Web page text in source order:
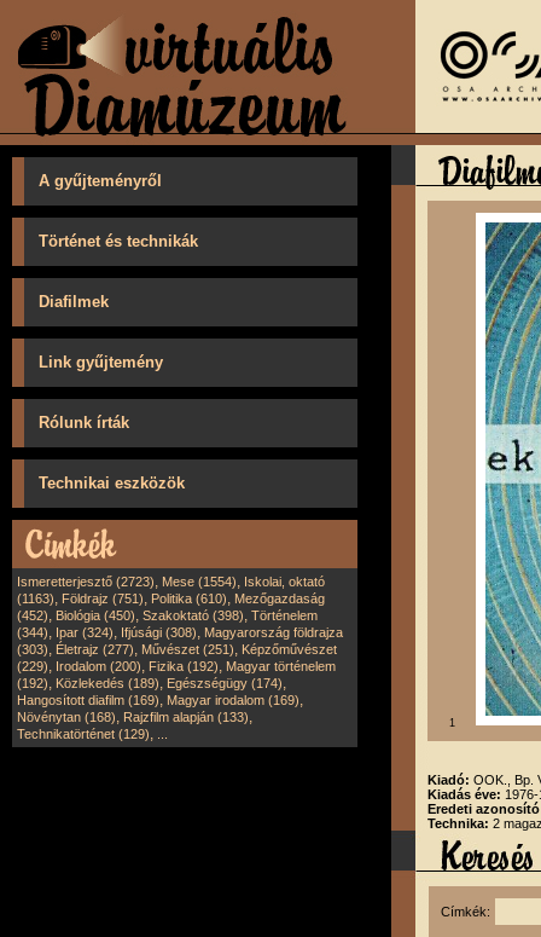
A gyűjteményről
Történet és technikák
Diafilmek
Link gyűjtemény
Rólunk írták
Technikai eszközök
Ismeretterjesztő (2723), Mese (1554), Iskolai, oktató
(1163), Földrajz (751), Politika (610), Mezőgazdaság
(452), Biológia (450), Szakoktató (398), Történelem
(344), Ipar (324), Ifjúsági (308), Magyarország földrajza
(303), Életrajz (277), Művészet (251), Képzőművészet
(229), Irodalom (200), Fizika (192), Magyar történelem
(192), Közlekedés (189), Egészségügy (174),
Hangosított diafilm (169), Magyar irodalom (169),
Növénytan (168), Rajzfilm alapján (133),
Technikatörténet (129),
1
Kiadó: OOK., Bp.
Kiadás éve:
Eredeti
Technika: 2
Címkék: